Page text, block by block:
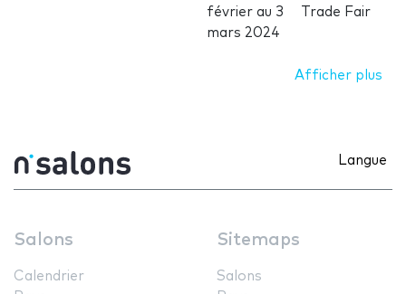
février au 3
mars 2024
Trade Fair
Afficher plus
Langue
Salons
Calendrier
Sitemaps
Salons